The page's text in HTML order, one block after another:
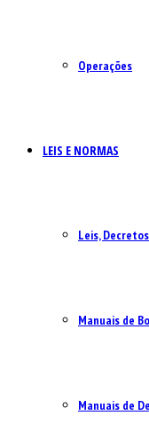
Operações
LEIS E NORMAS
Leis,
Manuais de
Manuais de